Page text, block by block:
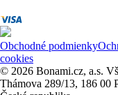
Obchodné podmienky
cookies
© 2026 Bonami.cz, a.s.
Thámova 289/13, 186 00